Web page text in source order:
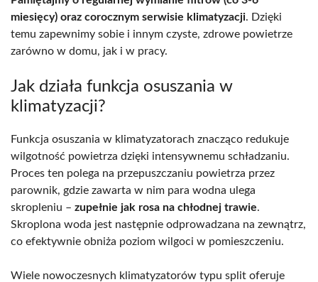
miesięcy) oraz corocznym serwisie klimatyzacji. Dzięki
temu zapewnimy sobie i innym czyste, zdrowe powietrze
zarówno w domu, jak i w pracy.
Jak działa funkcja osuszania w
klimatyzacji?
Funkcja osuszania w klimatyzatorach znacząco redukuje
wilgotność powietrza dzięki intensywnemu schładzaniu.
Proces ten polega na przepuszczaniu powietrza przez
parownik, gdzie zawarta w nim para wodna ulega
skropleniu – zupełnie jak rosa na chłodnej trawie.
Skroplona woda jest następnie odprowadzana na zewnątrz,
co efektywnie obniża poziom wilgoci w pomieszczeniu.
Wiele nowoczesnych klimatyzatorów typu split oferuje